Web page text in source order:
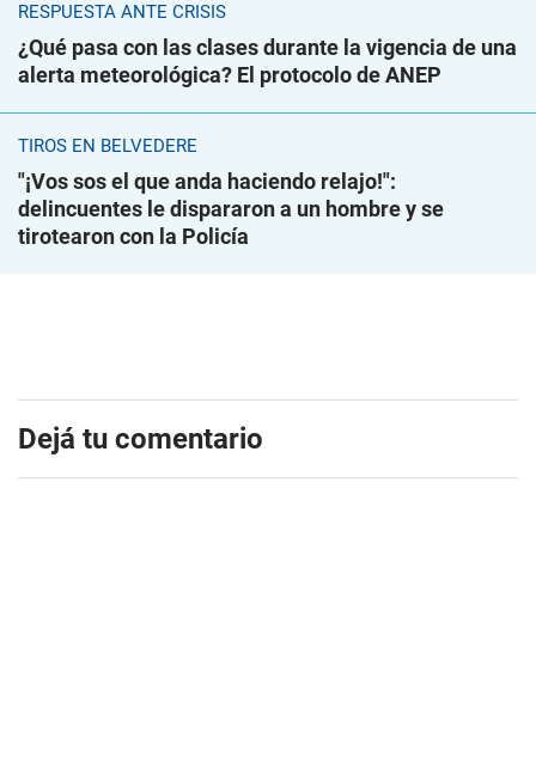
RESPUESTA ANTE CRISIS
¿Qué pasa con las clases durante la vigencia de una
alerta meteorológica? El protocolo de ANEP
TIROS EN BELVEDERE
"¡Vos sos el que anda haciendo relajo!":
delincuentes le dispararon a un hombre y se
tirotearon con la Policía
Dejá tu comentario